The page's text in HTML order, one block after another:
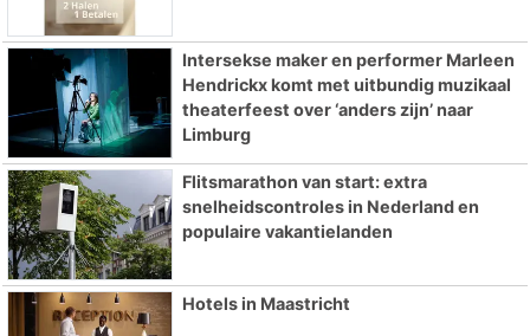
Intersekse maker en performer Marleen
Hendrickx komt met uitbundig muzikaal
theaterfeest over ‘anders zijn’ naar
Limburg
Flitsmarathon van start: extra
snelheidscontroles in Nederland en
populaire vakantielanden
Hotels in Maastricht